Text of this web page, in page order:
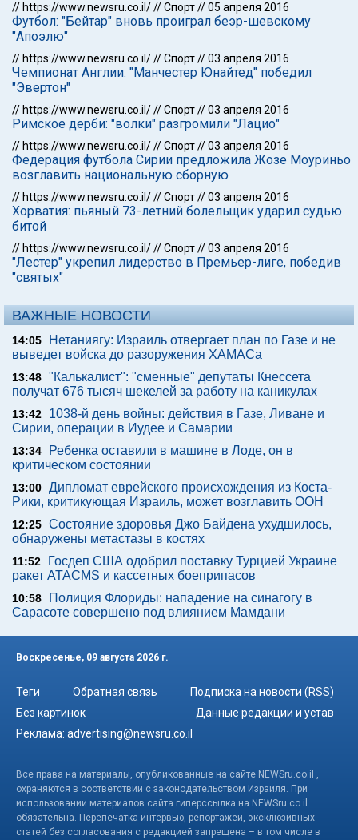
// https://www.newsru.co.il///Спорт//05 апреля 2016
Футбол: "Бейтар" вновь проиграл беэр-шевскому
"Апоэлю"
// https://www.newsru.co.il///Спорт//03 апреля 2016
Чемпионат Англии: "Манчестер Юнайтед" победил
"Эвертон"
// https://www.newsru.co.il///Спорт//03 апреля 2016
Римское дерби: "волки" разгромили "Лацио"
// https://www.newsru.co.il///Спорт//03 апреля 2016
Федерация футбола Сирии предложила Жозе Моуриньо
возглавить национальную сборную
// https://www.newsru.co.il///Спорт//03 апреля 2016
Хорватия: пьяный 73-летний болельщик ударил судью
битой
// https://www.newsru.co.il///Спорт//03 апреля 2016
"Лестер" укрепил лидерство в Премьер-лиге, победив
"святых"
ВАЖНЫЕ НОВОСТИ
14:05
Нетаниягу: Израиль отвергает план по Газе и не
выведет войска до разоружения ХАМАСа
13:48 "Калькалист": "сменные" депутаты Кнессета
получат 676 тысяч шекелей за работу на каникулах
13:42
1038-й день войны: действия в Газе, Ливане и
Сирии, операции в Иудее и Самарии
13:34
Ребенка оставили в машине в Лоде, он в
критическом состоянии
13:00 Дипломат еврейского происхождения из Коста-
Рики, критикующая Израиль, может возглавить ООН
12:25 Состояние здоровья Джо Байдена ухудшилось,
обнаружены метастазы в костях
11:52
Госдеп США одобрил поставку Турцией Украине
ракет ATACMS и кассетных боеприпасов
10:58
Полиция Флориды: нападение на синагогу в
Сарасоте совершено под влиянием Мамдани
Воскресенье, 09 августа 2026 г.
Теги Обратная связь
Подписка на новости (RSS)
Без картинок
Данные редакции и устав
Реклама: advertising@newsru.co.il
Все права на материалы, опубликованные на сайте NEWSru.co.il ,
охраняются в соответствии с законодательством Израиля. При
использовании материалов сайта гиперссылка на NEWSru.co.il
обязательна. Перепечатка интервью, репортажей, эксклюзивных
статей без согласования с редакцией запрещена – в том числе в